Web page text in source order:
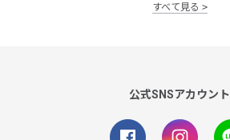
すべて見る
公式SNSアカウント